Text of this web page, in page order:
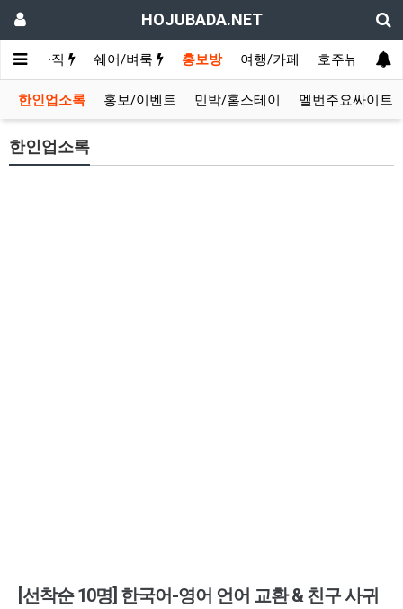
HOJUBADA.NET
구인/구직 쉐어/벼룩 홍보방 여행/카페 호주뉴스
한인업소록 홍보/이벤트 민박/홈스테이 멜번주요싸이트
한인업소록
[선착순 10명] 한국어-영어 언어 교환 & 친구 사귀